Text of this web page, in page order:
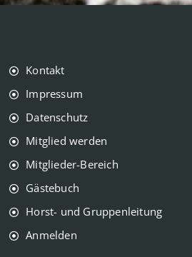
Kontakt
Impressum
Datenschutz
Mitglied werden
Mitglieder-Bereich
Gästebuch
Horst- und Gruppenleitung
Anmelden